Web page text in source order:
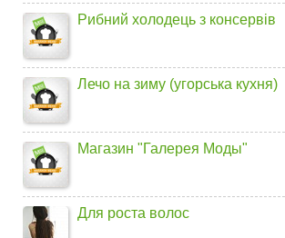
Рибний холодець з консервів
Лечо на зиму (угорська кухня)
Магазин "Галерея Моды"
Для роста волос